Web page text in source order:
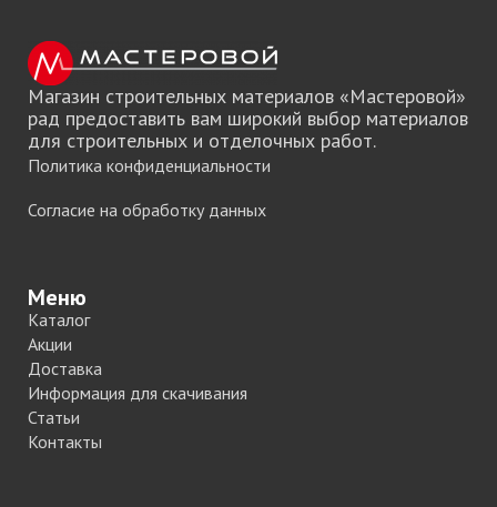
Магазин строительных материалов «Мастеровой»
рад предоставить вам широкий выбор материалов
для строительных и отделочных работ.
Политика конфиденциальности
Согласие на обработку данных
Меню
Каталог
Акции
Доставка
Информация для скачивания
Статьи
Контакты